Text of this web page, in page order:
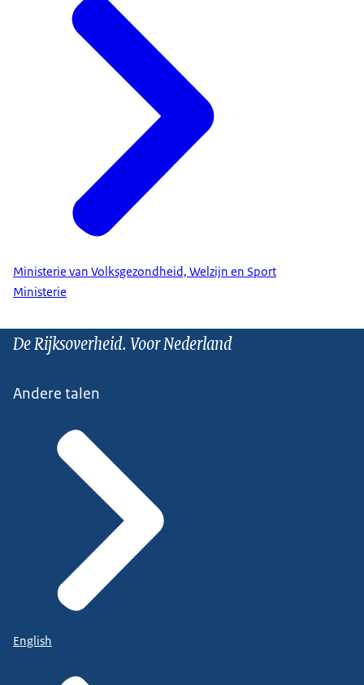
Ministerie van Volksgezondheid, Welzijn en Sport
Ministerie
De Rijksoverheid. Voor Nederland
Andere talen
English